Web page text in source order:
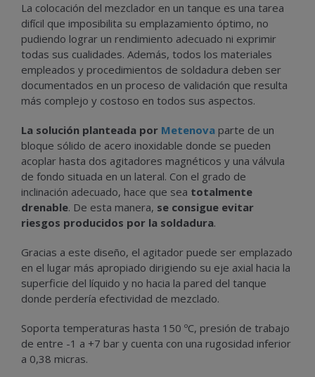
La colocación del mezclador en un tanque es una tarea
difícil que imposibilita su emplazamiento óptimo, no
pudiendo lograr un rendimiento adecuado ni exprimir
todas sus cualidades. Además, todos los materiales
empleados y procedimientos de soldadura deben ser
documentados en un proceso de validación que resulta
más complejo y costoso en todos sus aspectos.
La solución planteada por Metenova parte de un
bloque sólido de acero inoxidable donde se pueden
acoplar hasta dos agitadores magnéticos y una válvula
de fondo situada en un lateral. Con el grado de
inclinación adecuado, hace que sea totalmente
drenable. De esta manera, se consigue evitar
riesgos producidos por la soldadura.
Gracias a este diseño, el agitador puede ser emplazado
en el lugar más apropiado dirigiendo su eje axial hacia la
superficie del líquido y no hacia la pared del tanque
donde perdería efectividad de mezclado.
Soporta temperaturas hasta 150 ºC, presión de trabajo
de entre -1 a +7 bar y cuenta con una rugosidad inferior
a 0,38 micras.